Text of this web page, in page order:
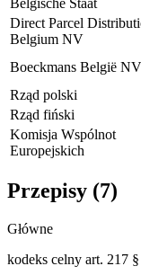
Direct Parcel
Belgium NV
Boeckmans België NV
Rząd polski
Rząd fiński
Komisja Wspólnot
Europejskich
Przepisy (7)
Główne
kodeks celny art. 217 §